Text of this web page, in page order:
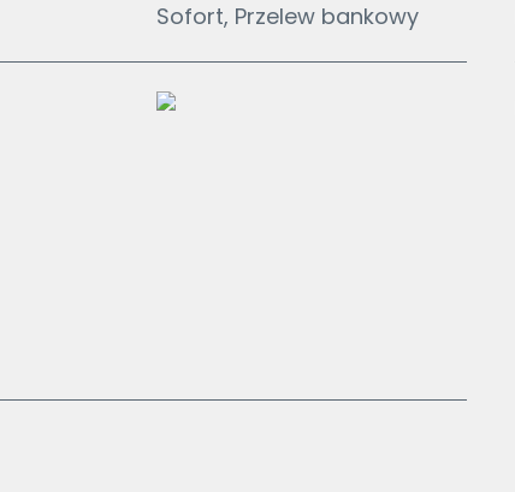
Sofort, Przelew bankowy